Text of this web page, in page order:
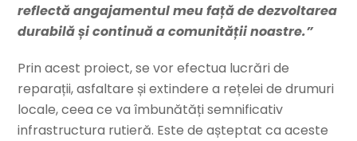
reflectă angajamentul meu față de dezvoltarea
durabilă și continuă a comunității noastre.”
Prin acest proiect, se vor efectua lucrări de
reparații, asfaltare și extindere a rețelei de drumuri
locale, ceea ce va îmbunătăți semnificativ
infrastructura rutieră. Este de așteptat ca aceste